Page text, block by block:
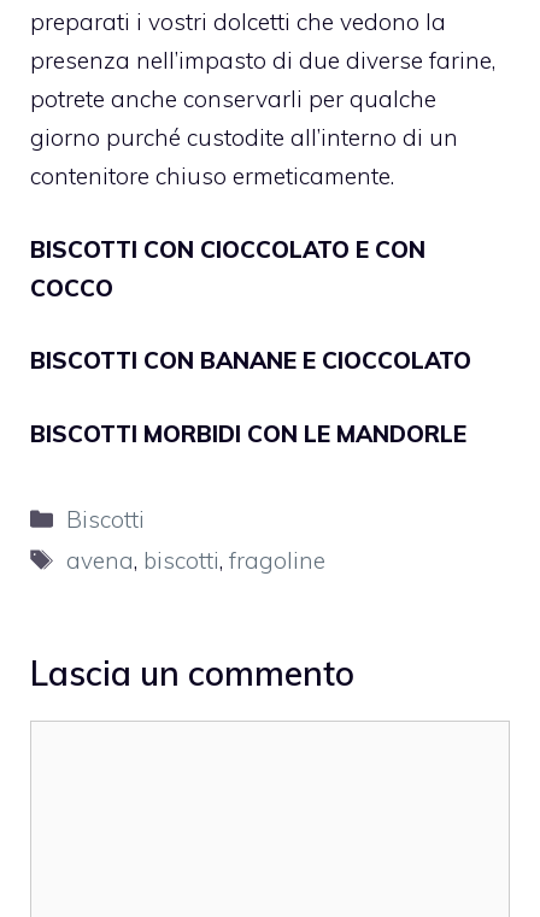
preparati i vostri dolcetti che vedono la
presenza nell’impasto di due diverse farine,
potrete anche conservarli per qualche
giorno purché custodite all’interno di un
contenitore chiuso ermeticamente.
BISCOTTI CON CIOCCOLATO E CON
COCCO
BISCOTTI CON BANANE E CIOCCOLATO
BISCOTTI MORBIDI CON LE MANDORLE
Categorie
Biscotti
Tag
avena, biscotti,fragoline
Lascia un commento